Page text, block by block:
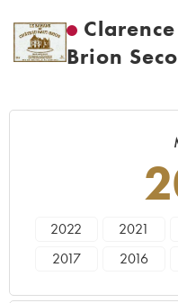
Brion
2022 2021
2017
2016